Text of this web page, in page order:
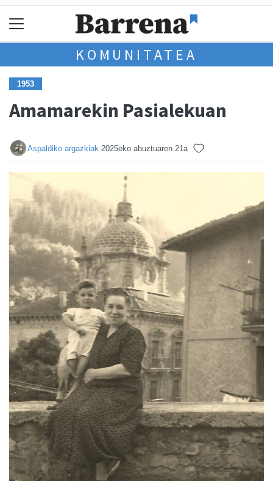
KOMUNITATEA
1953
Amamarekin Pasialekuan
Aspaldiko argazkiak 2025eko abuztuaren 21a